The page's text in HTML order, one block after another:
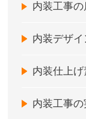
内装工事
内装デザ
内装仕上げ
内装工事の